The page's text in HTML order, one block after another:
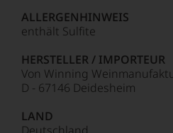
ALLERGENHINWEIS
enthält Sulfite
HERSTELLER / IMPORTEUR
Von Winning
D - 67146 Deidesheim
LAND